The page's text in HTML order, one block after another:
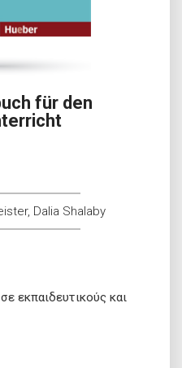
für den
Dalia Shalaby
εκπαιδευτικούς και